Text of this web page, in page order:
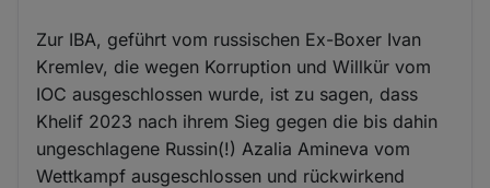
Zur IBA, geführt vom russischen Ex-Boxer Ivan
Kremlev, die wegen Korruption und Willkür vom
IOC ausgeschlossen wurde, ist zu sagen, dass
Khelif 2023 nach ihrem Sieg gegen die bis dahin
ungeschlagene Russin(!) Azalia Amineva vom
Wettkampf ausgeschlossen und rückwirkend